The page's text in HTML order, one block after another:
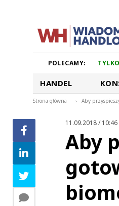
POLECAMY:
HANDEL
Strona główna > Aby
11.09.2018 / 10:46
Aby